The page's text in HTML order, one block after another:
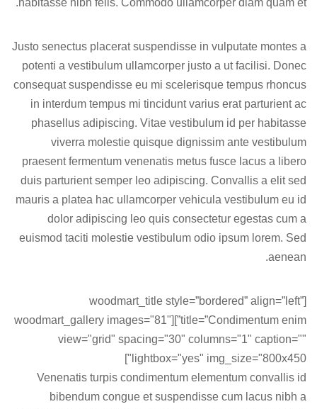
habitasse nibh felis. Commodo ullamcorper diam quam et.
Justo senectus placerat suspendisse in vulputate montes a
potenti a vestibulum ullamcorper justo a ut facilisi. Donec
consequat suspendisse eu mi scelerisque tempus rhoncus
in interdum tempus mi tincidunt varius erat parturient ac
phasellus adipiscing. Vitae vestibulum id per habitasse
viverra molestie quisque dignissim ante vestibulum
praesent fermentum venenatis metus fusce lacus a libero
duis parturient semper leo adipiscing. Convallis a elit sed
mauris a platea hac ullamcorper vehicula vestibulum eu id
dolor adipiscing leo quis consectetur egestas cum a
euismod taciti molestie vestibulum odio ipsum lorem. Sed
aenean.
[woodmart_title style=”bordered” align=”left”
title=”Condimentum enim”][woodmart_gallery images="81"
view="grid" spacing="30" columns="1" caption=""
lightbox="yes" img_size="800x450"]
Venenatis turpis condimentum elementum convallis id
bibendum congue et suspendisse cum lacus nibh a